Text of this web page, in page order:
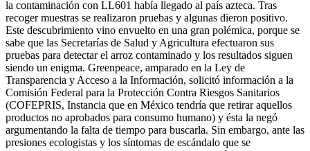
la contaminación con LL601 había llegado al país azteca. Tras
recoger muestras se realizaron pruebas y algunas dieron positivo.
Este descubrimiento vino envuelto en una gran polémica, porque se
sabe que las Secretarías de Salud y Agricultura efectuaron sus
pruebas para detectar el arroz contaminado y los resultados siguen
siendo un enigma. Greenpeace, amparado en la Ley de
Transparencia y Acceso a la Información, solicitó información a la
Comisión Federal para la Protección Contra Riesgos Sanitarios
(COFEPRIS, Instancia que en México tendría que retirar aquellos
productos no aprobados para consumo humano) y ésta la negó
argumentando la falta de tiempo para buscarla. Sin embargo, ante las
presiones ecologistas y los síntomas de escándalo que se